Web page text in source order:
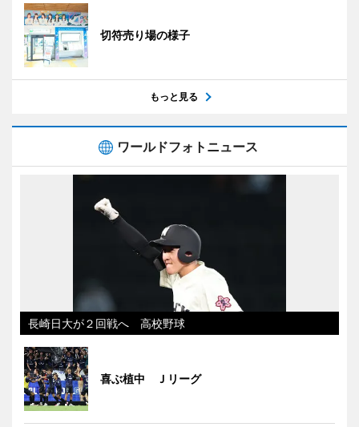
切符売り場の様子
もっと見る
ワールドフォトニュース
長崎日大が２回戦へ 高校野球
喜ぶ植中 Ｊリーグ